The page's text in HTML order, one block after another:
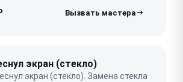
экран (стекло)
экран (стекло). Замена стекла